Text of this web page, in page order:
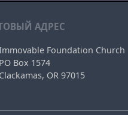
АДРЕС
Foundation Church
PO Box 1574
Clackamas, OR 97015